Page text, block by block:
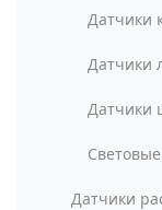
Датчики
Датчики
Датчики
Датчики